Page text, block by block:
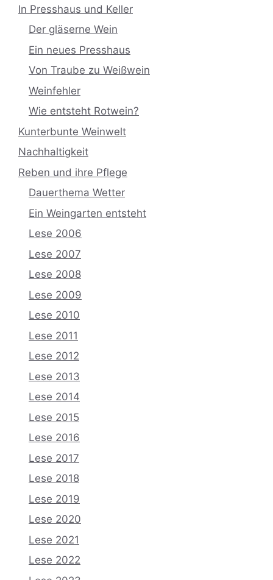
In Presshaus und Keller
Der gläserne Wein
Ein neues Presshaus
Von Traube zu Weißwein
Weinfehler
Wie entsteht Rotwein?
Kunterbunte Weinwelt
Nachhaltigkeit
Reben und ihre Pflege
Dauerthema Wetter
Ein Weingarten entsteht
Lese 2006
Lese 2007
Lese 2008
Lese 2009
Lese 2010
Lese 2011
Lese 2012
Lese 2013
Lese 2014
Lese 2015
Lese 2016
Lese 2017
Lese 2018
Lese 2019
Lese 2020
Lese 2021
Lese 2022